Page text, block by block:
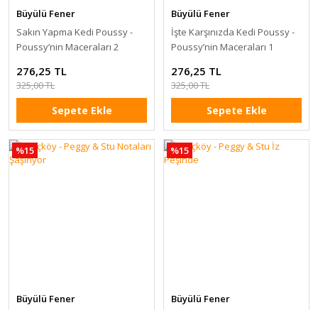
Büyülü Fener
Sakın Yapma Kedi Poussy -
Poussy’nin Maceraları 2
276,25 TL
325,00 TL
Sepete Ekle
Büyülü Fener
İşte Karşınızda Kedi Poussy -
Poussy’nin Maceraları 1
276,25 TL
325,00 TL
Sepete Ekle
%15
Büyülü Fener
%15
Büyülü Fener